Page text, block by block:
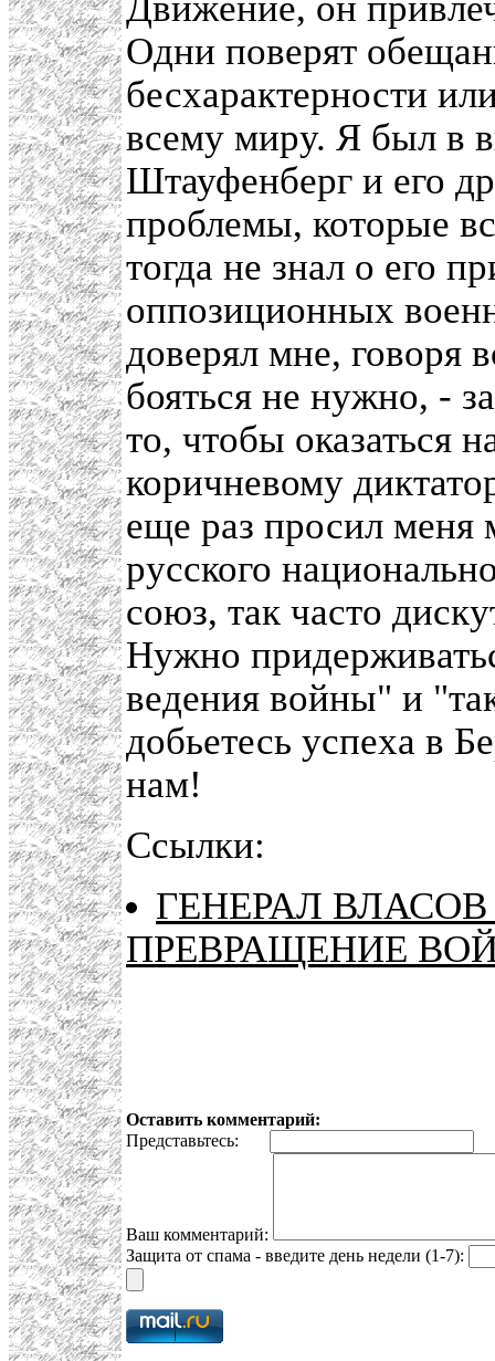
Одни поверят
бесхарактерности
всему миру. Я был в
Штауфенберг и его
проблемы, которые
тогда не знал о его
оппозиционных
доверял мне, говоря
бояться не нужно, -
то, чтобы оказаться
коричневому
еще раз просил меня
русского
союз, так часто
Нужно
ведения войны" и
добьетесь успеха в
нам!
Ссылки:
ГЕНЕРАЛ
ПРЕВРАЩЕНИЕ
Оставить комментарий:
Представьтесь:
Ваш комментарий:
Защита от спама - введите день недели (1-7):